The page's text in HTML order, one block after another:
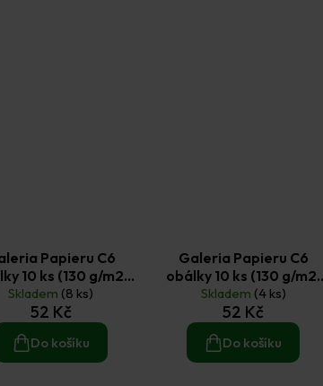
Papieru C6
10 ks (130 g/m2)
levandulové
Skladem (8 ks)
52 Kč
Do košíku
Galeria Papieru C6
obálky 10 ks (130 g/m2)
hladké světle zelené
Skladem (4 ks)
52 Kč
Do košíku